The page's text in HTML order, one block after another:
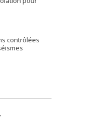
contrôlées